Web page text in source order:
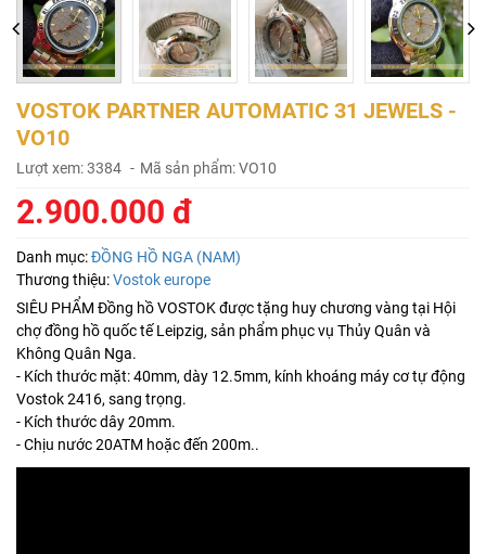
VOSTOK PARTNER AUTOMATIC 31 JEWELS -
VO10
Lượt xem: 3384 Mã sản phẩm: VO10
2.900.000 đ
Danh mục:ĐỒNG HỒ NGA (NAM)
Thương thiệu:Vostok europe
SIÊU PHẨM Đồng hồ VOSTOK được tặng huy chương vàng tại Hội
chợ đồng hồ quốc tế Leipzig, sản phẩm phục vụ Thủy Quân và
Không Quân Nga.
- Kích thước mặt: 40mm, dày 12.5mm, kính khoáng máy cơ tự động
Vostok 2416, sang trọng.
- Kích thước dây 20mm.
- Chịu nước 20ATM hoặc đến 200m..